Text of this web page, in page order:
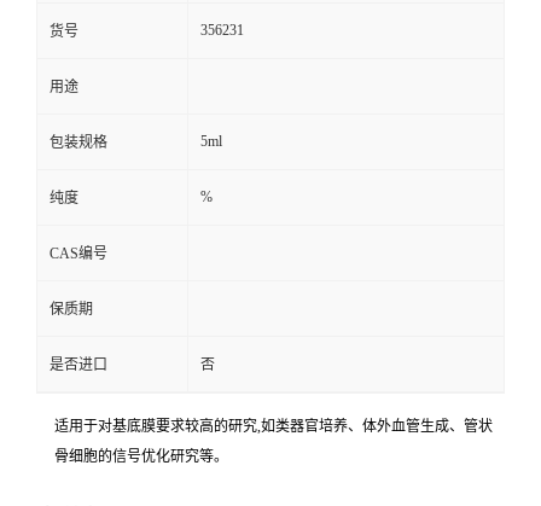
货号 356231
用途
包装规格 5ml
纯度 %
CAS编号
保质期
是否进口 否
适用于对基底膜要求较高的研究,如类器官培养、体外血管生成、管状
骨细胞的信号优化研究等。